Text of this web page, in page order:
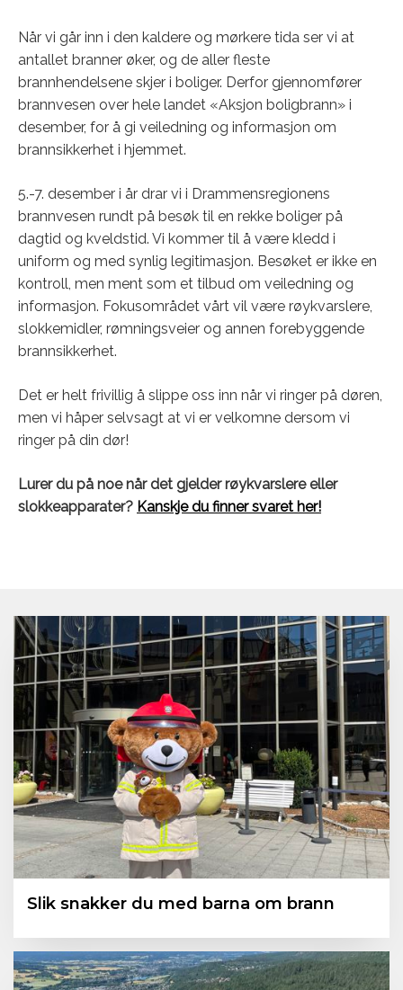
Når vi går inn i den kaldere og mørkere tida ser vi at
antallet branner øker, og de aller fleste
brannhendelsene skjer i boliger. Derfor gjennomfører
brannvesen over hele landet «Aksjon boligbrann» i
desember, for å gi veiledning og informasjon om
brannsikkerhet i hjemmet.
5.-7. desember i år drar vi i Drammensregionens
brannvesen rundt på besøk til en rekke boliger på
dagtid og kveldstid. Vi kommer til å være kledd i
uniform og med synlig legitimasjon. Besøket er ikke en
kontroll, men ment som et tilbud om veiledning og
informasjon. Fokusområdet vårt vil være røykvarslere,
slokkemidler, rømningsveier og annen forebyggende
brannsikkerhet.
Det er helt frivillig å slippe oss inn når vi ringer på døren,
men vi håper selvsagt at vi er velkomne dersom vi
ringer på din dør!
Lurer du på noe når det gjelder røykvarslere eller
slokkeapparater? Kanskje du finner svaret her!
Slik snakker du med barna om brann